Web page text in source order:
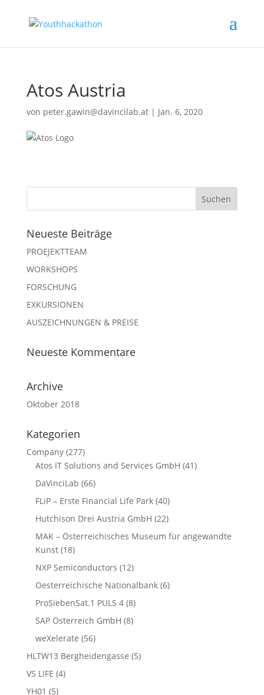
Atos Austria
von peter.gawin@davincilab.at| Jan. 6, 2020
Neueste Beiträge
PROEJEKTTEAM
WORKSHOPS
FORSCHUNG
EXKURSIONEN
AUSZEICHNUNGEN & PREISE
Neueste Kommentare
Archive
Oktober 2018
Kategorien
Company(277)
Atos IT Solutions and Services GmbH (41)
DaVinciLab (66)
FLiP – Erste Financial Life Park(40)
Hutchison Drei Austria GmbH (22)
MAK – Österreichisches Museum für angewandte
Kunst(18)
NXP Semiconductors (12)
Oesterreichische Nationalbank(6)
ProSiebenSat.1 PULS 4(8)
SAP Österreich GmbH (8)
weXelerate (56)
HLTW13 Bergheidengasse (5)
VS LIFE (4)
YH01 (5)